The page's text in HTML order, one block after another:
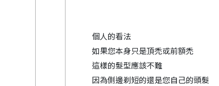
個人的看法
如果您本身只是頂禿或前額禿
這樣的髮型應該不難
因為側邊剃短的還是您自己的頭髮